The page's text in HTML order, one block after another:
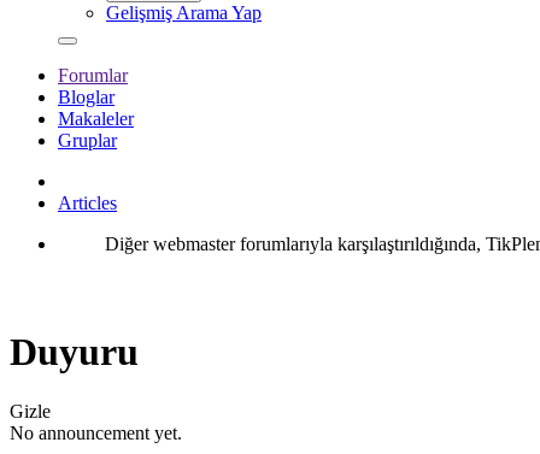
Gelişmiş Arama Yap
Forumlar
Bloglar
Makaleler
Gruplar
Articles
Diğer webmaster forumlarıyla karşılaştırıldığında,
Duyuru
Gizle
No announcement yet.